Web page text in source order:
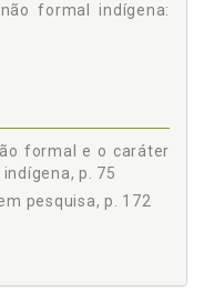
Indígena", p. 96
p. 119
de Liderança", p.
Futuro", p. 149
PESQUISA, p. 172
formal indígena:
formal e o caráter
p. 75
pesquisa, p. 172